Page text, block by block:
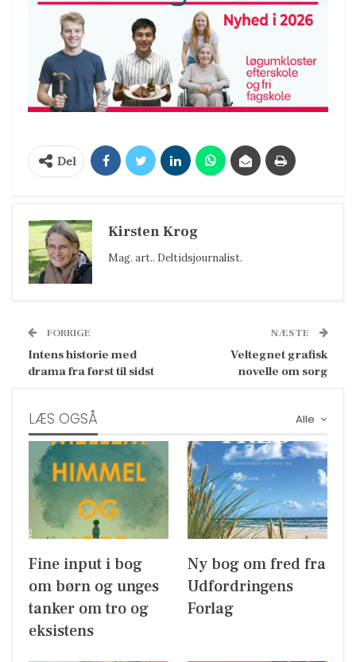
Del
Kirsten Krog
Mag. art.. Deltidsjournalist.
FORRIGE
Intens historie med
drama fra først til sidst
NÆSTE
Veltegnet grafisk
novelle om sorg
Alle
LÆS OGSÅ
Fine input i bog
om børn og unges
tanker om tro og
eksistens
Ny bog om fred fra
Udfordringens
Forlag